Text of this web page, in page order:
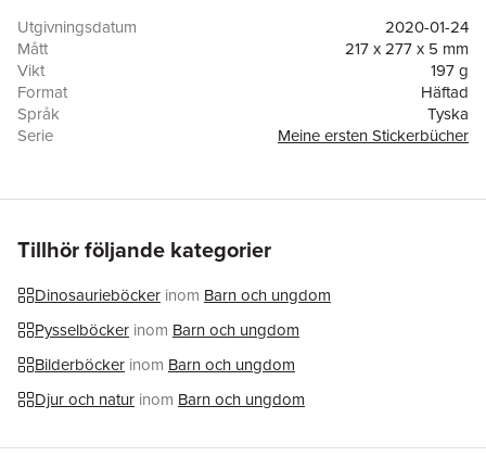
Utgivningsdatum
2020-01-24
Mått
217 x 277 x 5 mm
Vikt
197 g
Format
Häftad
Språk
Tyska
Serie
Meine ersten Stickerbücher
Illustratör
Jordan Wray
Tillhör följande kategorier
Dinosaurieböcker inom Barn och ungdom
Pysselböcker inom Barn och ungdom
Bilderböcker inom Barn och ungdom
Djur och natur inom Barn och ungdom